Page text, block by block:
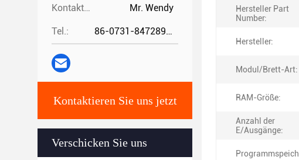
Kontaktpersonen: Mr. Wendy
Tel.: 86-0731-84728962
Kontaktieren Sie uns jetzt
Verschicken Sie uns
Hersteller Part
Number:
Hersteller:
Modul/Brett-Art:
RAM-Größe:
Anzahl der
E/Ausgänge: